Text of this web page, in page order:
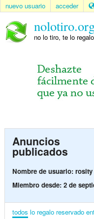
nuevo usuario acceder
no lo tiro, te lo
Anuncios
publicados
Nombre de usuario: rosity
Miembro desde: 2 de
todos lo regalo reservado